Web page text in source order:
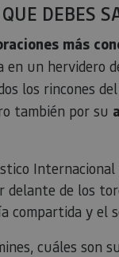
DEBES
más
en un hervidero
los rincones
también por su
Internacional
delante de los
compartida y el
cuáles son